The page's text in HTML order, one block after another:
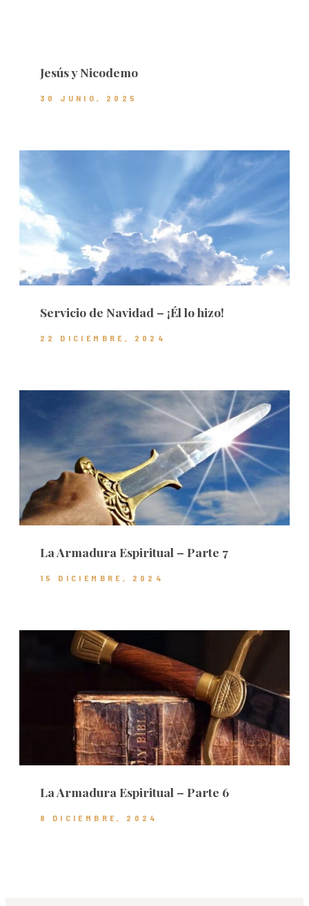
Jesús y Nicodemo
30 JUNIO, 2025
Servicio de Navidad – ¡Él lo hizo!
22 DICIEMBRE, 2024
La Armadura Espiritual – Parte 7
15 DICIEMBRE, 2024
La Armadura Espiritual – Parte 6
8 DICIEMBRE, 2024